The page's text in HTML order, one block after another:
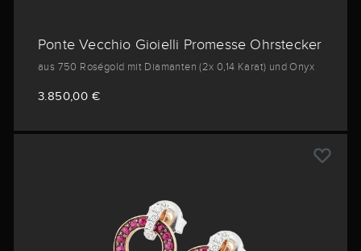
Ponte Vecchio Gioielli Promesse Ohrstecker
aus 750 Roségold mit Diamanten (2x 0,14 Karat) und Onyx
3.850,00 €